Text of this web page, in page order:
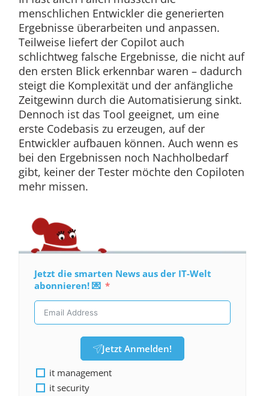
menschlichen Entwickler die generierten
Ergebnisse überarbeiten und anpassen.
Teilweise liefert der Copilot auch
schlichtweg falsche Ergebnisse, die nicht auf
den ersten Blick erkennbar waren – dadurch
steigt die Komplexität und der anfängliche
Zeitgewinn durch die Automatisierung sinkt.
Dennoch ist das Tool geeignet, um eine
erste Codebasis zu erzeugen, auf der
Entwickler aufbauen können. Auch wenn es
bei den Ergebnissen noch Nachholbedarf
gibt, keiner der Tester möchte den Copiloten
mehr missen.
Jetzt die smarten News aus der IT-Welt
abonnieren! 💌
Jetzt Anmelden!
it management
it security